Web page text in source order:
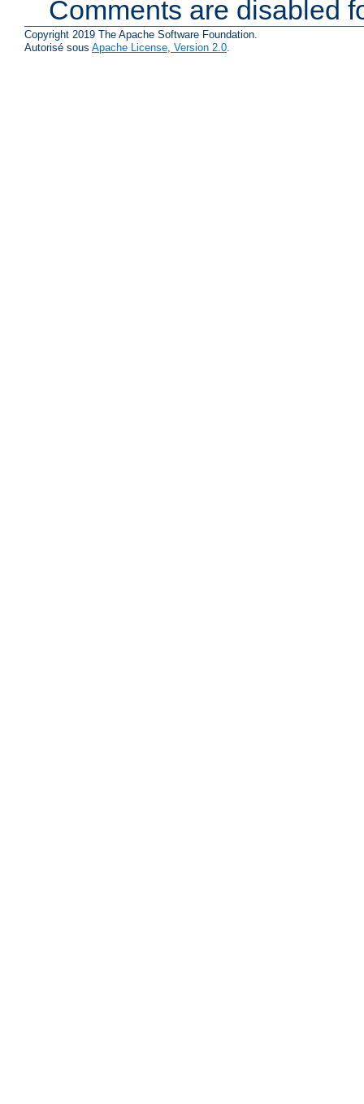
Comments are disabled
Copyright 2019 The Apache Software Foundation.
Autorisé sous Apache License, Version 2.0.